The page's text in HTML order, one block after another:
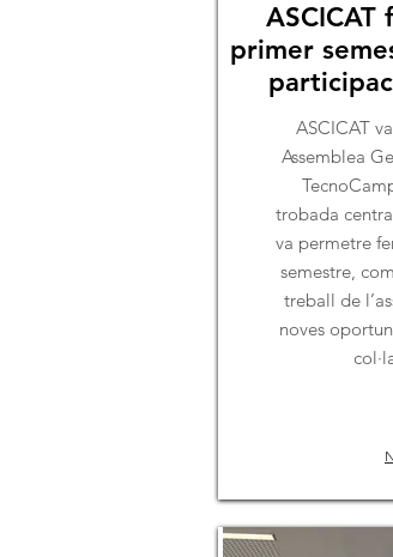
ASCICAT
primer
ASCICAT
Assemblea
trobada
va permetre
semestre,
treball de
noves